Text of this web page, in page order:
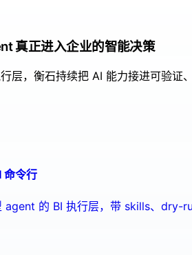
真正进入企业的智能决策
层，衡石持续把 AI 能力接进可验证
命令行
agent 的 BI 执行层，带 skills、dry-